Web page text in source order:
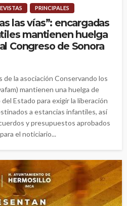
PRINCIPALES
las vías”: encargadas
mantienen huelga
Congreso de Sonora
la asociación Conservando los
mantienen una huelga de
Estado para exigir la liberación
a estancias infantiles, así
y presupuestos aprobados
el noticiario...